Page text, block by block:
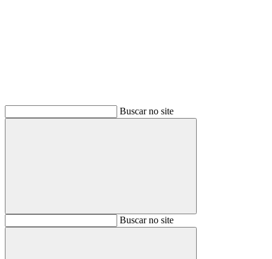
Buscar no site
BuscarBuscar no site